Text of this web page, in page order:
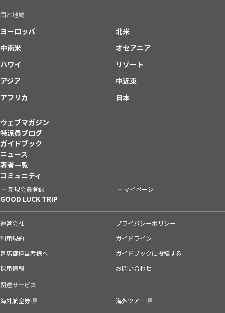
国と地域
ヨーロッパ
北米
中南米
オセアニア
ハワイ
リゾート
アジア
中近東
アフリカ
日本
ウェブマガジン
特派員ブログ
ガイドブック
ニュース
著者一覧
コミュニティ
新規会員登録 マイページ
GOOD LUCK TRIP
運営会社
プライバシーポリシー
利用規約
ガイドライン
書店御担当者様へ
ガイドブックに投稿する
採用情報
お問い合わせ
関連サービス
海外航空券
海外ツアー